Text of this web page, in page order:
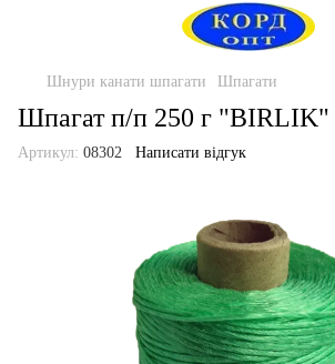
Шнури канати шпагати Шпагати
Шпагат п/п 250 г "BIRLIK"
Артикул: 08302 Написати відгук